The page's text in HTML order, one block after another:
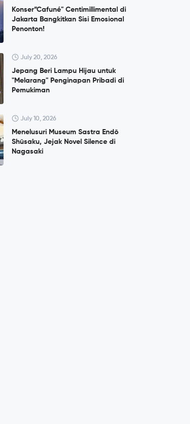
Konser”Cafuné" Centimillimental di
Jakarta Bangkitkan Sisi Emosional
Penonton!
July 20, 2026
Jepang Beri Lampu Hijau untuk
"Melarang" Penginapan Pribadi di
Pemukiman
July 10, 2026
Menelusuri Museum Sastra Endō
Shūsaku, Jejak Novel Silence di
Nagasaki